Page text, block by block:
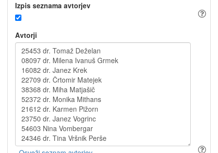
Izpis seznama avtorjev
Avtorji